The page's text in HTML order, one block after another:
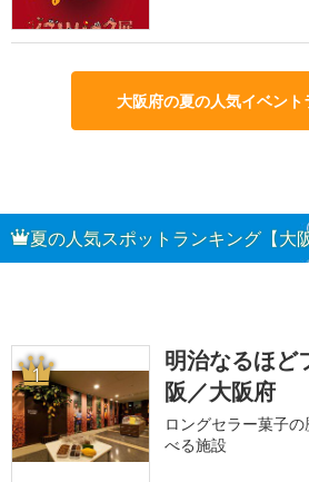
大阪府の夏の人気イベント
夏の人気スポットランキング【大
1
明治なるほど
阪／大阪府
ロングセラー菓子
べる施設